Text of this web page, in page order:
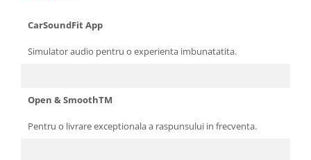
CarSoundFit App
Simulator audio pentru o experienta imbunatatita.
Open & SmoothTM
Pentru o livrare exceptionala a raspunsului in frecventa.